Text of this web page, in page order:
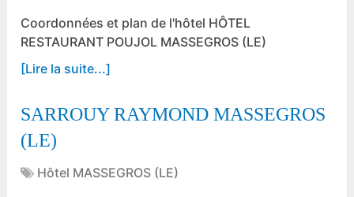
Coordonnées et plan de l'hôtel HÔTEL
RESTAURANT POUJOL MASSEGROS (LE)
[Lire la suite...]
SARROUY RAYMOND MASSEGROS
(LE)
Hôtel MASSEGROS (LE)